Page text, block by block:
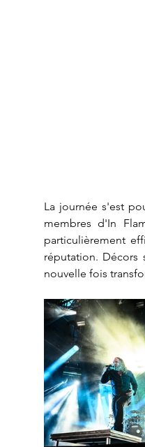
La journée s'est
membres d'In
particulièrement
réputation. Décors
nouvelle fois